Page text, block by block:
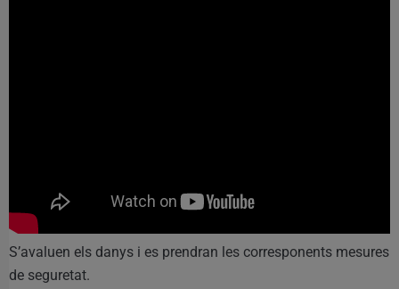
S’avaluen els danys i es prendran les corresponents mesures
de seguretat.